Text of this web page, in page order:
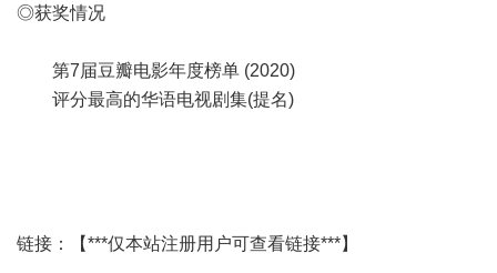
◎获奖情况
第7届豆瓣电影年度榜单 (2020)
评分最高的华语电视剧集(提名)
链接：【***仅本站注册用户可查看链接***】